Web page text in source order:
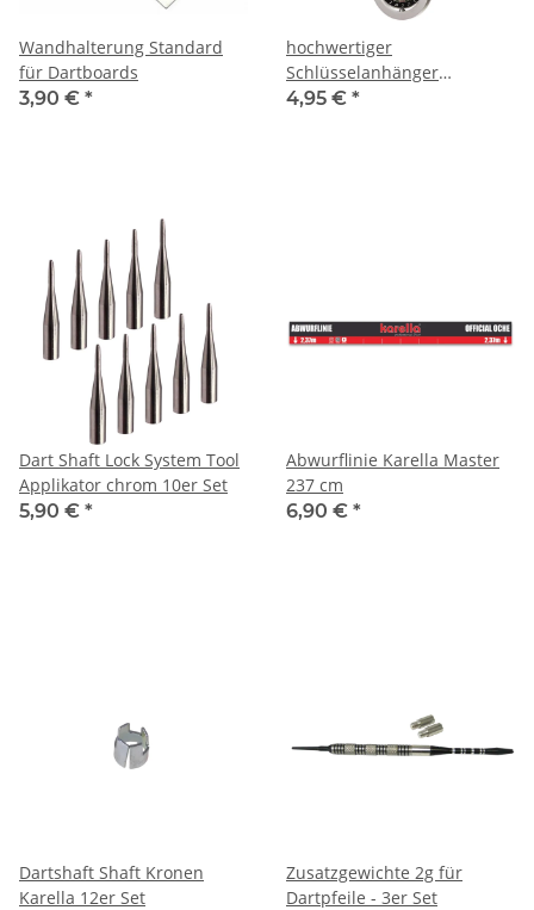
Wandhalterung Standard
für Dartboards
3,90 € *
hochwertiger
Schlüsselanhänger
Dartboard
4,95 € *
Dart Shaft Lock System Tool
Applikator chrom 10er Set
5,90 € *
Abwurflinie Karella Master
237 cm
6,90 € *
Dartshaft Shaft Kronen
Karella 12er Set
Zusatzgewichte 2g für
Dartpfeile - 3er Set